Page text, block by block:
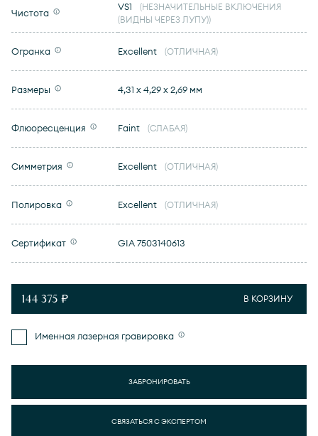
Чистота
VS1
(НЕЗНАЧИТЕЛЬНЫЕ ВКЛЮЧЕНИЯ
(ВИДНЫ ЧЕРЕЗ ЛУПУ))
Огранка Excellent (ОТЛИЧНАЯ)
Размеры 4,31 x 4,29 x 2,69 мм
Флюоресценция Faint (СЛАБАЯ)
Симметрия Excellent (ОТЛИЧНАЯ)
Полировка Excellent (ОТЛИЧНАЯ)
Сертификат GIA 7503140613
144 375 ₽ В КОРЗИНУ
Именная лазерная гравировка
ЗАБРОНИРОВАТЬ
СВЯЗАТЬСЯ С ЭКСПЕРТОМ